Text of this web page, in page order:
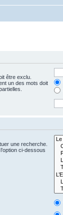
être exclu.
un des mots doit
une recherche.
ci-dessous